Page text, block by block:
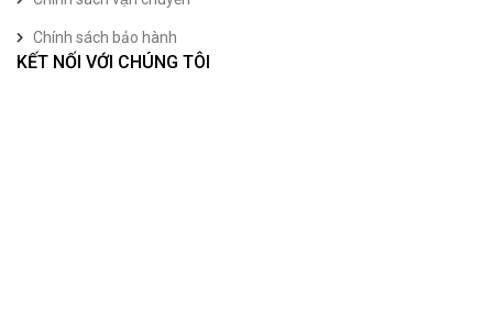
Chính sách bảo hành
KẾT NỐI VỚI CHÚNG TÔI